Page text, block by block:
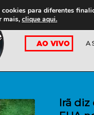
A
Irã diz
para diferentes
mais, clique aqui.